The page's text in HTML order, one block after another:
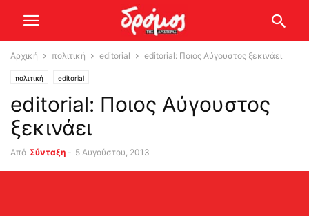
Αρχική πολιτική editorial editorial: Ποιος Αύγουστος ξεκινάει
πολιτική editorial
editorial: Ποιος Αύγουστος
ξεκινάει
Από Σύνταξη - 5 Αυγούστου, 2013